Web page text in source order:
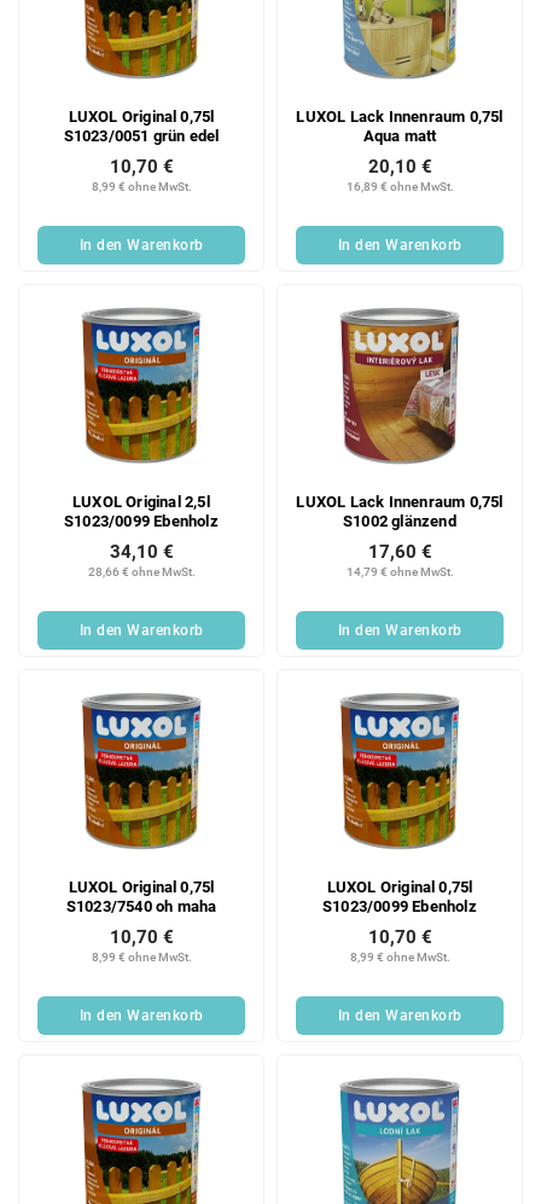
LUXOL Original 0,75l
S1023/0051 grün edel
8,99 € ohne MwSt.
10,70 €
In den Warenkorb
LUXOL Lack Innenraum 0,75l
Aqua matt
16,89 € ohne MwSt.
20,10 €
In den Warenkorb
LUXOL Original 2,5l
S1023/0099 Ebenholz
28,66 € ohne MwSt.
34,10 €
In den Warenkorb
LUXOL Lack Innenraum 0,75l
S1002 glänzend
14,79 € ohne MwSt.
17,60 €
In den Warenkorb
LUXOL Original 0,75l
S1023/7540 oh maha
8,99 € ohne MwSt.
10,70 €
In den Warenkorb
LUXOL Original 0,75l
S1023/0099 Ebenholz
8,99 € ohne MwSt.
10,70 €
In den Warenkorb